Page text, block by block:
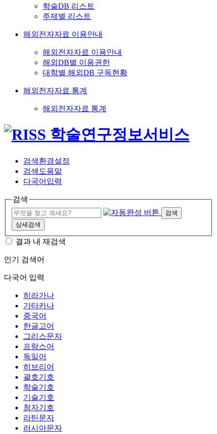
학술DB 리스트
주제별 리스트
해외전자자료 이용안내
해외전자자료 이용안내
해외DB별 이용권한
대학별 해외DB 구독현황
해외전자자료 통계
해외전자자료 통계
검색환경설정
검색도움말
다국어입력
검색
검색
상세검색
결과 내 재검색
인기 검색어
다국어 입력
히라가나
가타카나
중국어
한글고어
그리스문자
프랑스어
독일어
히브리어
괄호기호
학술기호
기술기호
첨자기호
라틴문자
러시아문자